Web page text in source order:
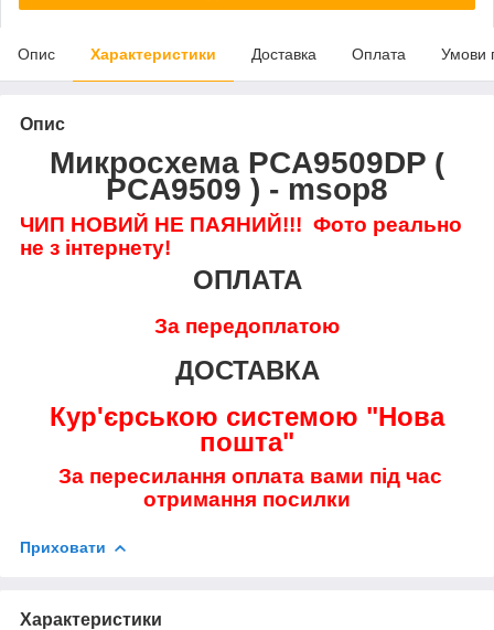
Опис Характеристики Доставка Оплата Умови
Опис
Микросхема PCA9509DP (
PCA9509 ) - msop8
ЧИП НОВИЙ НЕ ПАЯНИЙ!!! Фото реально
не з інтернету!
ОПЛАТА
За передоплатою
ДОСТАВКА
Кур'єрською системою "Нова
пошта"
За пересилання оплата вами під час
отримання посилки
Приховати
Характеристики